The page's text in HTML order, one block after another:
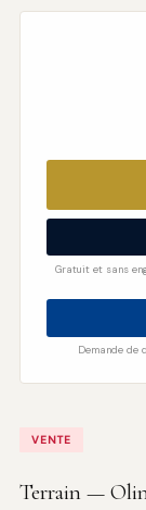
VENTE
Terrain —
Gratuit et sans
Demande de